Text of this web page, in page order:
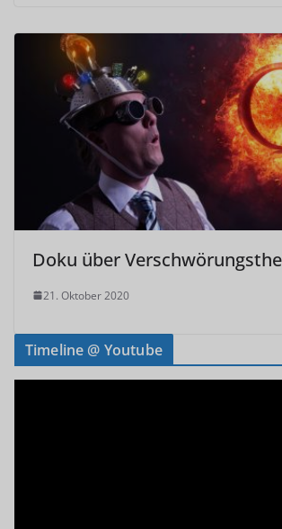
Doku über
21. Oktober 2020
Timeline @ Youtube